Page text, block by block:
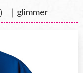
｜glimmer